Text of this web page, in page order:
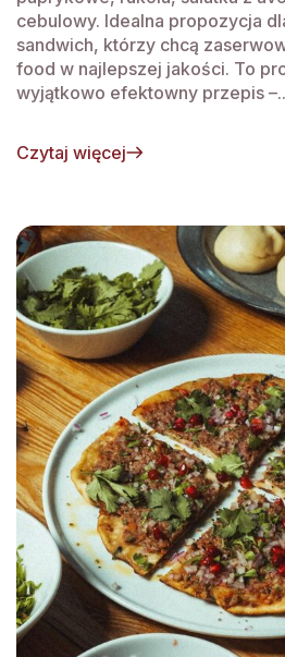
cebulowy. Idealna propozycja
sandwich, którzy chcą
food w najlepszej jakości. To
wyjątkowo efektowny przepis
Czytaj więcej